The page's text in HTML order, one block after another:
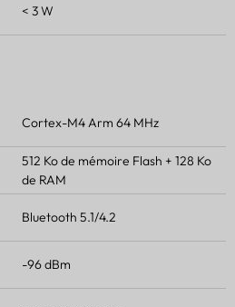
< 3 W
Cortex-M4 Arm 64 MHz
512 Ko de mémoire Flash + 128 Ko
de RAM
Bluetooth 5.1/4.2
-96 dBm